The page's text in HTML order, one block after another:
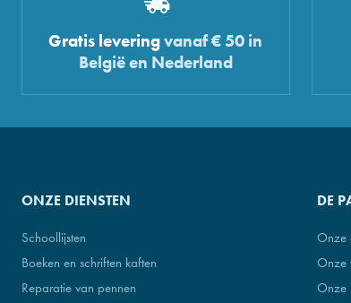
Gratis leveringvanaf € 50 in
België en Nederland
ONZE DIENSTEN
Schoollijsten
Boeken en schriften kaften
Reparatie van pennen
DE
Onze
Onze
Onze